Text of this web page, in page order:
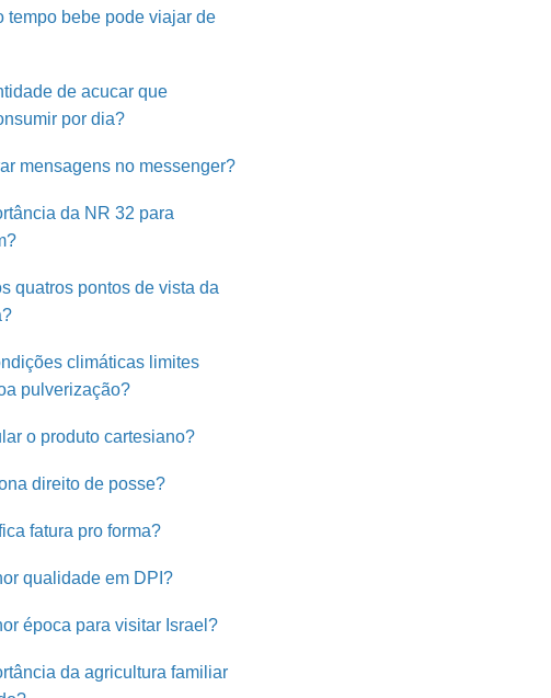
tempo bebe pode viajar de
de acucar que
por dia?
mensagens no messenger?
da NR 32 para
quatros pontos de vista da
climáticas limites
pulverização?
o produto cartesiano?
direito de posse?
fatura pro forma?
qualidade em DPI?
época para visitar Israel?
da agricultura familiar